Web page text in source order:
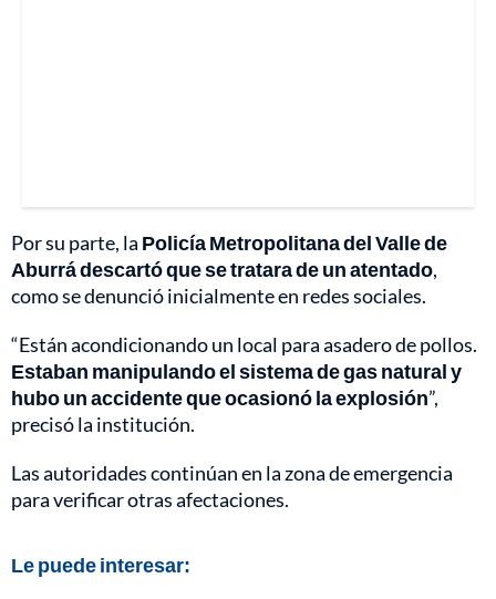
Por su parte, la Policía Metropolitana del Valle de
Aburrá descartó que se tratara de un atentado,
como se denunció inicialmente en redes sociales.
“Están acondicionando un local para asadero de pollos.
Estaban manipulando el sistema de gas natural y
hubo un accidente que ocasionó la explosión”,
precisó la institución.
Las autoridades continúan en la zona de emergencia
para verificar otras afectaciones.
Le puede interesar: